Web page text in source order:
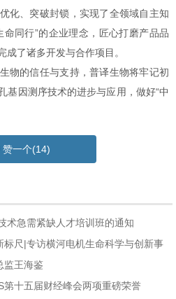
化、突破封锁，实现了全领域自主知
同行”的企业理念，匠心打磨产品品
成了诸多开发与合作项目。
物的信任与支持，普译生物将牢记初
基因测序技术的进步与应用，做好“中
赞一个(14)
术急需紧缺人才培训班的通知
尺|专访横河电机生命科学与创新事
监王海鉴
十五届财经峰会两项重磅荣誉